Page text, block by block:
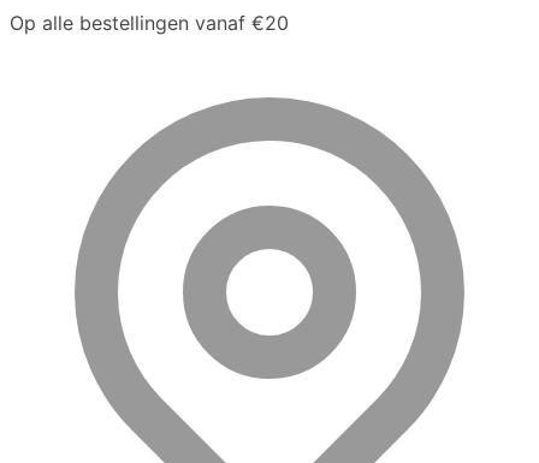
Op alle bestellingen vanaf €20